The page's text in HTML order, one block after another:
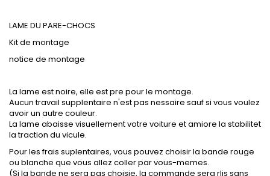
LAME DU PARE-CHOCS
Kit de montage
notice de montage
La lame est noire, elle est pre pour le montage.
Aucun travail supplentaire n'est pas nessaire sauf si vous voulez
avoir un autre couleur.
La lame abaisse visuellement votre voiture et amiore la stabilitet
la traction du vicule.
Pour les frais suplentaires, vous pouvez choisir la bande rouge
ou blanche que vous allez coller par vous-memes.
(Si la bande ne sera pas choisie, la commande sera rlis sans